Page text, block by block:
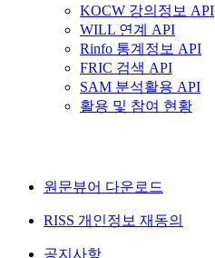
KOCW 강의정보 API
WILL 연계 API
Rinfo 통계정보 API
FRIC 검색 API
SAM 분석활용 API
활용 및 참여 현황
원문뷰어 다운로드
RISS 개인정보 재동의
공지사항